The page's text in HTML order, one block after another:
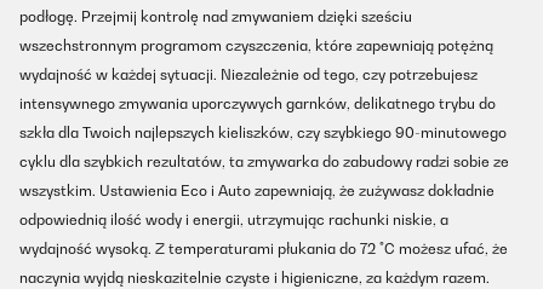
podłogę. Przejmij kontrolę nad zmywaniem dzięki sześciu
wszechstronnym programom czyszczenia, które zapewniają potężną
wydajność w każdej sytuacji. Niezależnie od tego, czy potrzebujesz
intensywnego zmywania uporczywych garnków, delikatnego trybu do
szkła dla Twoich najlepszych kieliszków, czy szybkiego 90-minutowego
cyklu dla szybkich rezultatów, ta zmywarka do zabudowy radzi sobie ze
wszystkim. Ustawienia Eco i Auto zapewniają, że zużywasz dokładnie
odpowiednią ilość wody i energii, utrzymując rachunki niskie, a
wydajność wysoką. Z temperaturami płukania do 72 °C możesz ufać, że
naczynia wyjdą nieskazitelnie czyste i higieniczne, za każdym razem.